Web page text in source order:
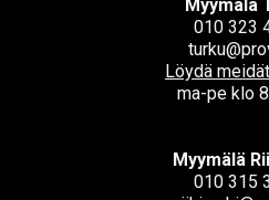
Myymälä
010 323
Löydä
ma-pe klo
Myymälä
010 315